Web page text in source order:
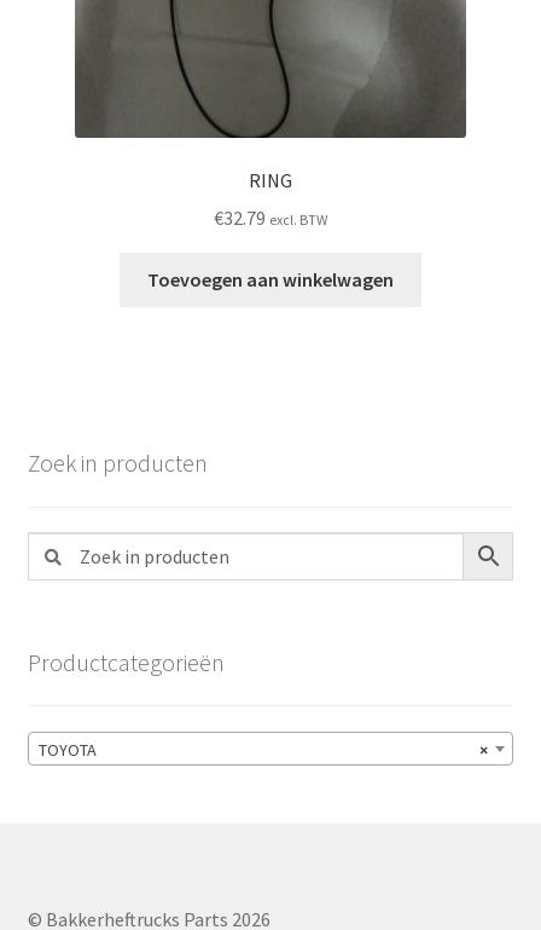
RING
€32.79 excl. BTW
Toevoegen aan winkelwagen
Zoek in producten
Productcategorieën
×
TOYOTA
© Bakkerheftrucks Parts 2026